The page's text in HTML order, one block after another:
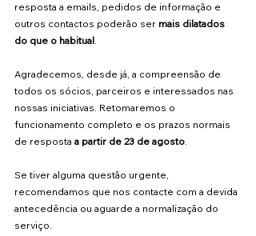
resposta a emails, pedidos de informação e
outros contactos poderão ser mais dilatados
do que o habitual.
Agradecemos, desde já, a compreensão de
todos os sócios, parceiros e interessados nas
nossas iniciativas. Retomaremos o
funcionamento completo e os prazos normais
de resposta a partir de 23 de agosto.
Se tiver alguma questão urgente,
recomendamos que nos contacte com a devida
antecedência ou aguarde a normalização do
serviço.